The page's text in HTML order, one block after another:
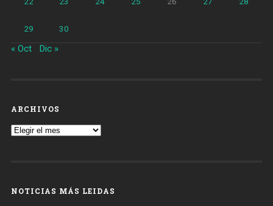
29 30
« Oct Dic »
ARCHIVOS
Archivos
NOTICIAS MÁS LEIDAS